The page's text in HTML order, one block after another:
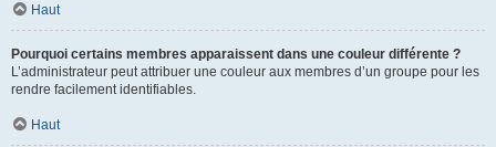
Haut
Pourquoi certains membres apparaissent dans une couleur différente ?
L’administrateur peut attribuer une couleur aux membres d’un groupe pour les
rendre facilement identifiables.
Haut